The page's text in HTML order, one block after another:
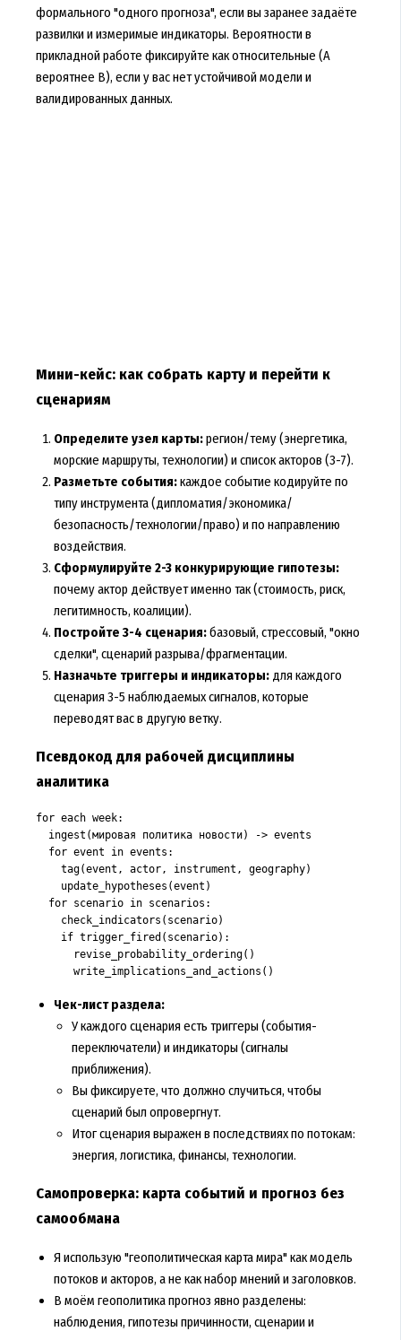
формального "одного прогноза", если вы заранее задаёте
развилки и измеримые индикаторы. Вероятности в
прикладной работе фиксируйте как относительные (A
вероятнее B), если у вас нет устойчивой модели и
валидированных данных.
Мини-кейс: как собрать карту и перейти к
сценариям
Определите узел карты:регион/тему (энергетика,
морские маршруты, технологии) и список акторов (3-7).
Разметьте события:каждое событие кодируйте по
типу инструмента (дипломатия/экономика/
безопасность/технологии/право) и по направлению
воздействия.
Сформулируйте 2-3 конкурирующие гипотезы:
почему актор действует именно так (стоимость, риск,
легитимность, коалиции).
Постройте 3-4 сценария:базовый, стрессовый, "окно
сделки", сценарий разрыва/фрагментации.
Назначьте триггеры и индикаторы:для каждого
сценария 3-5 наблюдаемых сигналов, которые
переводят вас в другую ветку.
Псевдокод для рабочей дисциплины
аналитика
for each week:
  ingest(мировая политика новости) -> events
  for event in events:
    tag(event, actor, instrument, geography)
    update_hypotheses(event)
  for scenario in scenarios:
    check_indicators(scenario)
    if trigger_fired(scenario):
      revise_probability_ordering()
      write_implications_and_actions()
Чек-лист раздела:
У каждого сценария есть триггеры (события-
переключатели) и индикаторы (сигналы
приближения).
Вы фиксируете, что должно случиться, чтобы
сценарий был опровергнут.
Итог сценария выражен в последствиях по потокам:
энергия, логистика, финансы, технологии.
Самопроверка: карта событий и прогноз без
самообмана
Я использую "геополитическая карта мира" как модель
потоков и акторов, а не как набор мнений и заголовков.
В моём геополитика прогноз явно разделены:
наблюдения, гипотезы причинности, сценарии и